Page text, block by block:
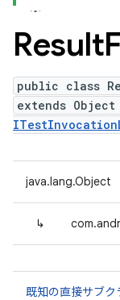
Result
public class
extends Object
java.lang.Object
↳
既知の直接サブク